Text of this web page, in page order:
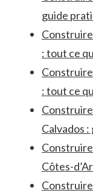
guide
Construire
: tout ce
: tout ce
Construire
Calvados
Construire
Côtes-